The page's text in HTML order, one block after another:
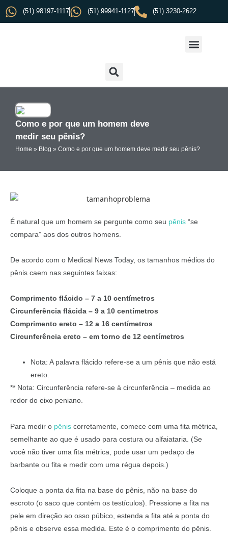
(51) 98197-1117 (51) 99941-1127 (51) 3230-2622
Como e por que um homem deve
medir seu pênis?
Home » Blog » Como e por que um homem deve medir seu pênis?
É natural que um homem se pergunte como seu pênis “se
compara” aos dos outros homens.
De acordo com o Medical News Today, os tamanhos médios do
pênis caem nas seguintes faixas:
Comprimento flácido – 7 a 10 centímetros
Circunferência flácida – 9 a 10 centímetros
Comprimento ereto – 12 a 16 centímetros
Circunferência ereto – em torno de 12 centímetros
Nota: A palavra flácido refere-se a um pênis que não está
ereto.
** Nota: Circunferência refere-se à circunferência – medida ao
redor do eixo peniano.
Para medir o pênis corretamente, comece com uma fita métrica,
semelhante ao que é usado para costura ou alfaiataria. (Se
você não tiver uma fita métrica, pode usar um pedaço de
barbante ou fita e medir com uma régua depois.)
Coloque a ponta da fita na base do pênis, não na base do
escroto (o saco que contém os testículos). Pressione a fita na
pele em direção ao osso púbico, estenda a fita até a ponta do
pênis e observe essa medida. Este é o comprimento do pênis.